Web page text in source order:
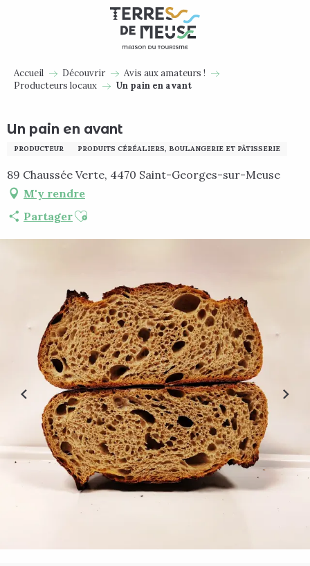
Accueil Découvrir
Avis aux amateurs !
Producteurs locaux
Un pain en avant
Un pain en avant
PRODUCTEUR PRODUITS CÉRÉALIERS, BOULANGERIE ET PÂTISSERIE
89 Chaussée Verte, 4470 Saint-Georges-sur-Meuse
M'y rendre
PartagerAjouter aux favoris